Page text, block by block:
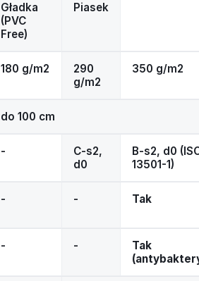
Gładka
(PVC
Free)
Piasek
180 g/m2
290
g/m2
350 g/m2
do 100 cm
-
C-s2,
d0
B-s2, d0
13501-1)
- - Tak
- -
Tak